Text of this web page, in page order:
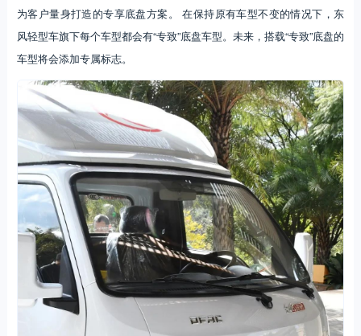
为客户量身打造的专享底盘方案。 在保持原有车型不变的情况下，东
风轻型车旗下每个车型都会有“专致”底盘车型。未来，搭载“专致”底盘的
车型将会添加专属标志。